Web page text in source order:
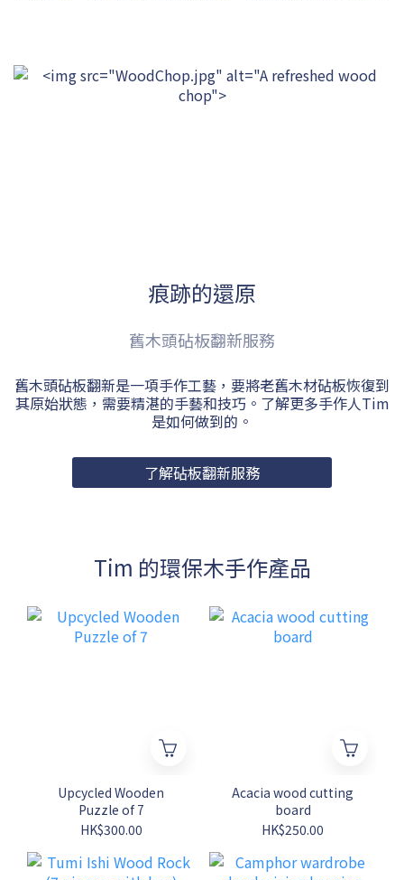
痕跡的還原
舊木頭砧板翻新服務
舊木頭砧板翻新是一項手作工藝，要將老舊木材砧板恢復到
其原始狀態，需要精湛的手藝和技巧。了解更多手作人Tim
是如何做到的。
了解砧板翻新服務
Tim 的環保木手作產品
Upcycled Wooden
Puzzle of 7
HK$300.00
Acacia wood cutting
board
HK$250.00